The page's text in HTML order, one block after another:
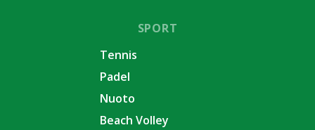
SPORT
Tennis
Padel
Nuoto
Beach Volley